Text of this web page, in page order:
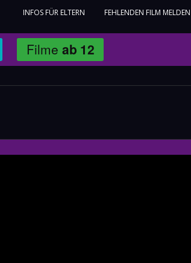
INFOS FÜR ELTERN FEHLENDEN FILM MELDEN
Filme ab 12